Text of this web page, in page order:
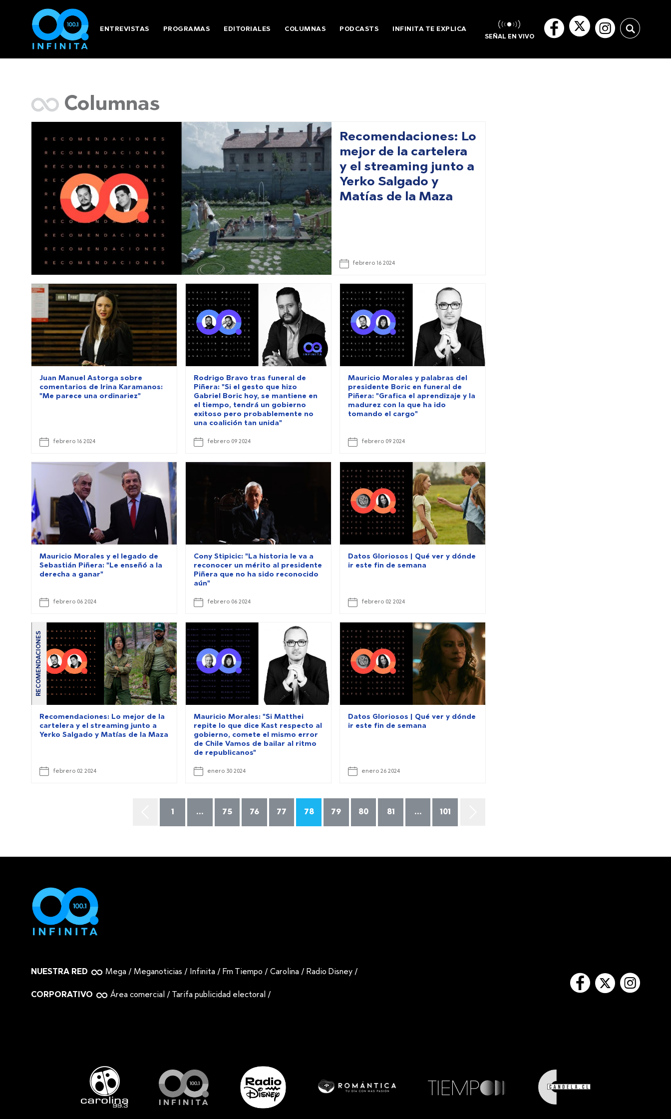
ENTREVISTAS PROGRAMAS EDITORIALES COLUMNAS PODCASTS INFINITA TE EXPLICA
SEÑAL EN VIVO
Columnas
Recomendaciones: Lo
mejor de la cartelera
y el streaming junto a
Yerko Salgado y
Matías de la Maza
febrero 16 2024
Juan Manuel Astorga sobre
comentarios de Irina Karamanos:
"Me parece una ordinariez"
febrero 16 2024
Rodrigo Bravo tras funeral de
Piñera: "Si el gesto que hizo
Gabriel Boric hoy, se mantiene en
el tiempo, tendrá un gobierno
exitoso pero probablemente no
una coalición tan unida"
febrero 09 2024
Mauricio Morales y palabras del
presidente Boric en funeral de
Piñera: "Grafica el aprendizaje y la
madurez con la que ha ido
tomando el cargo"
febrero 09 2024
Mauricio Morales y el legado de
Sebastián Piñera: "Le enseñó a la
derecha a ganar"
febrero 06 2024
Cony Stipicic: "La historia le va a
reconocer un mérito al presidente
Piñera que no ha sido reconocido
aún"
febrero 06 2024
Datos Gloriosos | Qué ver y dónde
ir este fin de semana
febrero 02 2024
RECOMENDACIONES
Recomendaciones: Lo mejor de la
cartelera y el streaming junto a
Yerko Salgado y Matías de la Maza
febrero 02 2024
Mauricio Morales: "Si Matthei
repite lo que dice Kast respecto al
gobierno, comete el mismo error
de Chile Vamos de bailar al ritmo
de republicanos"
enero 30 2024
Datos Gloriosos | Qué ver y dónde
ir este fin de semana
enero 26 2024
1 ... 75 76 77 78 79 80 81 ... 101
NUESTRA RED Mega / Meganoticias / Infinita / Fm Tiempo /Carolina / Radio Disney /
CORPORATIVO Área comercial / Tarifa publicidad electoral /